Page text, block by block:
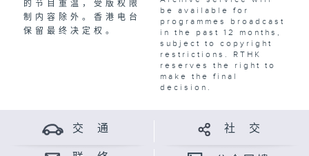
的节目重温，受版权限
制内容除外。香港电台
保留最终决定权。
be available for
programmes broadcast
in the past 12 months,
subject to copyright
restrictions. RTHK
reserves the right to
make the final
decision.
交 通 社 交